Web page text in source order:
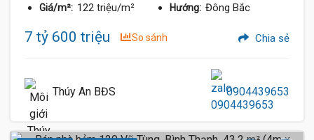
Giá/m²: 122 triệu/m² Hướng: Đông Bắc
7 tỷ 600 triệu So sánh Chia sẻ
Thúy An BĐS 0904439653